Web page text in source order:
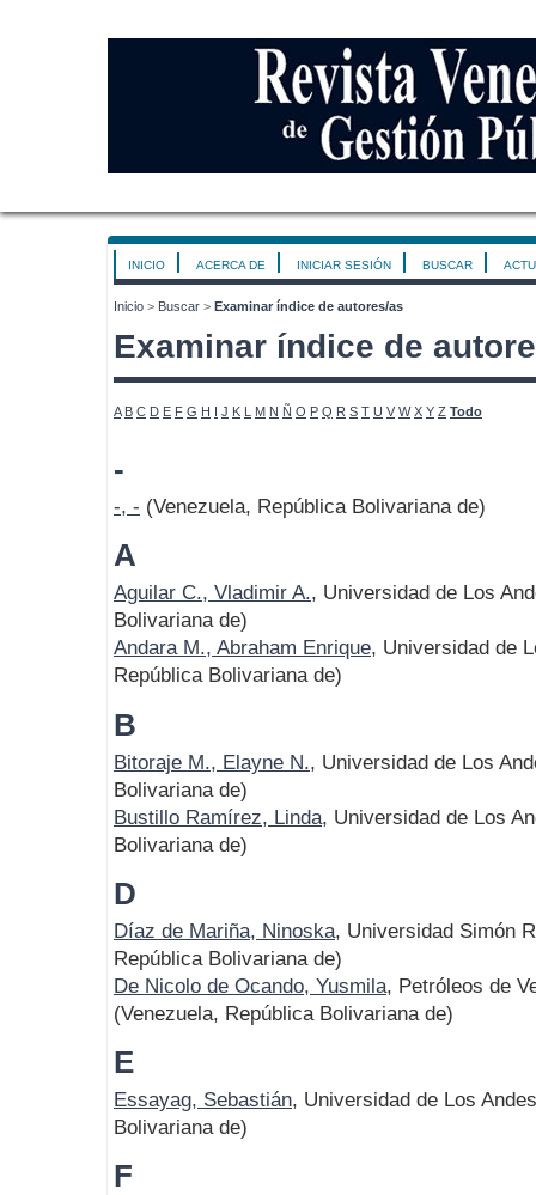
INICIO ACERCA DE INICIAR SESIÓN BUSCAR
Inicio > Buscar > Examinar índice de autores/as
Examinar índice de
A B C D E F G H I J K L M N Ñ O P Q R S T U V W X Y Z Todo
-
-, - (Venezuela, República Bolivariana de)
A
Aguilar C., Vladimir A., Universidad de Los
Bolivariana de)
Andara M., Abraham Enrique, Universidad de
República Bolivariana de)
B
Bitoraje M., Elayne N., Universidad de Los
Bolivariana de)
Bustillo Ramírez, Linda, Universidad de Los
Bolivariana de)
D
Díaz de Mariña, Ninoska, Universidad Simón
República Bolivariana de)
De Nicolo de Ocando, Yusmila, Petróleos de
(Venezuela, República Bolivariana de)
E
Essayag, Sebastián, Universidad de Los
Bolivariana de)
F